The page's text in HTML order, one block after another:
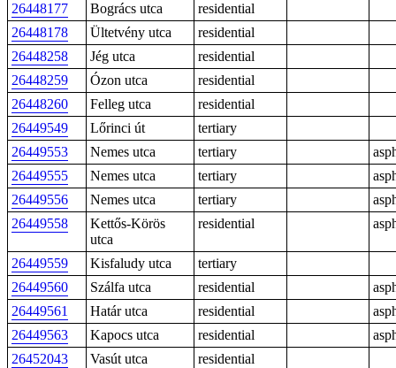
26448177
Bogrács utca
residential
26448178
Ültetvény utca
residential
26448258
Jég utca
residential
26448259
Ózon utca
residential
26448260
Felleg utca
residential
26449549
Lőrinci út
tertiary
26449553
Nemes utca tertiary
26449555
Nemes utca tertiary
26449556
Nemes utca tertiary
26449558
Kettős-Körös
utca
residential
26449559 Kisfaludy utca
tertiary
26449560
Szálfa utca residential
26449561
Határ utca residential
26449563
Kapocs utca residential
26452043
Vasút utca
residential